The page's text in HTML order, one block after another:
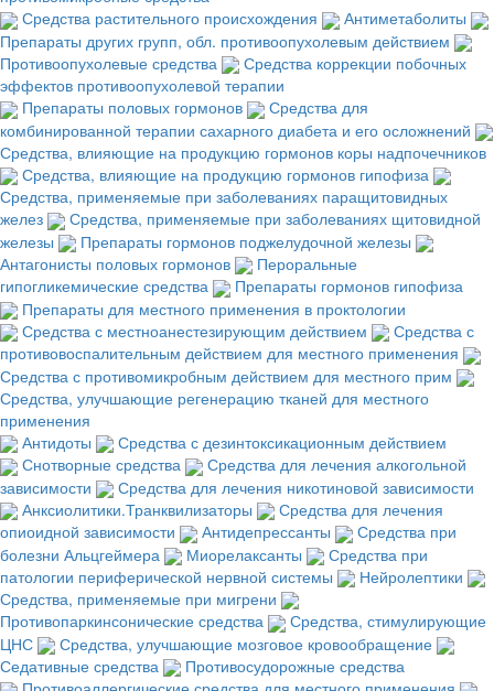
Средства растительного происхождения
Антиметаболиты
Препараты других групп, обл. противоопухолевым действием
Противоопухолевые средства
Средства коррекции побочных
эффектов противоопухолевой терапии
Препараты половых гормонов
Средства для
комбинированной терапии сахарного диабета и его осложнений
Средства, влияющие на продукцию гормонов коры надпочечников
Средства, влияющие на продукцию гормонов гипофиза
Средства, применяемые при заболеваниях паращитовидных
желез
Средства, применяемые при заболеваниях щитовидной
железы
Препараты гормонов поджелудочной железы
Антагонисты половых гормонов
Пероральные
гипогликемические средства
Препараты гормонов гипофиза
Препараты для местного применения в проктологии
Средства с местноанестезирующим действием
Средства с
противовоспалительным действием для местного применения
Средства с противомикробным действием для местного прим
Средства, улучшающие регенерацию тканей для местного
применения
Антидоты
Средства с дезинтоксикационным действием
Снотворные средства
Средства для лечения алкогольной
зависимости
Средства для лечения никотиновой зависимости
Анксиолитики.Транквилизаторы
Средства для лечения
опиоидной зависимости
Антидепрессанты
Средства при
болезни Альцгеймера
Миорелаксанты
Средства при
патологии периферической нервной системы
Нейролептики
Средства, применяемые при мигрени
Противопаркинсонические средства
Средства, стимулирующие
ЦНС
Средства, улучшающие мозговое кровообращение
Седативные средства
Противосудорожные средства